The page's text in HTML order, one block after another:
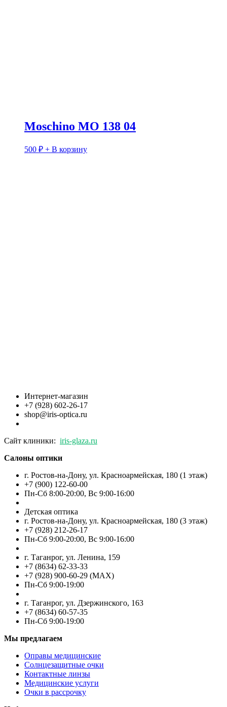
Moschino MO 138 04
500 ₽ + В корзину
Интернет-магазин
+7 (928) 602-26-17
shop@iris-optica.ru
Сайт клиники: iris-glaza.ru
Салоны оптики
г. Ростов-на-Дону, ул. Красноармейская, 180 (1 этаж)
+7 (900) 122-60-00
Пн-Cб 8:00-20:00, Вс 9:00-16:00
Детская оптика
г. Ростов-на-Дону, ул. Красноармейская, 180 (3 этаж)
+7 (928) 212-26-17
Пн-Cб 9:00-20:00, Вс 9:00-16:00
г. Таганрог, ул. Ленина, 159
+7 (8634) 62-33-33
+7 (928) 900-60-29 (MAX)
Пн-Cб 9:00-19:00
г. Таганрог, ул. Дзержинского, 163
+7 (8634) 60-57-35
Пн-Сб 9:00-19:00
Мы предлагаем
Оправы медицинские
Солнцезащитные очки
Контактные линзы
Медицинские услуги
Очки в рассрочку